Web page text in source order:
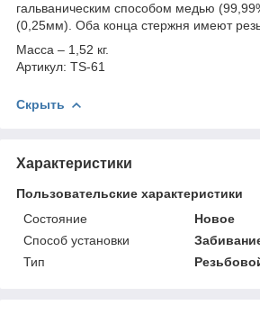
гальваническим способом медью
(0,25мм). Оба конца стержня имеют
Масса – 1,52 кг.
Артикул: TS-61
Скрыть
Характеристики
Пользовательские характеристики
Состояние
Новое
Способ установки
Тип